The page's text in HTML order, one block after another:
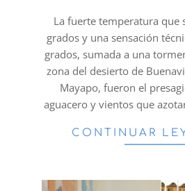
La fuerte temperatura que
grados y una sensación
grados, sumada a una
zona del desierto de
Mayapo, fueron el
aguacero y vientos que
CONTINUAR